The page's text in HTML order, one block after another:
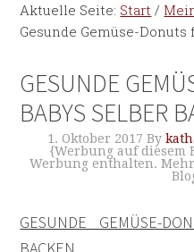
Aktuelle Seite: Start /
Gesunde Gemüse-
GESUNDE
BABYS SELBER
1. Oktober 2017 By
{Werbung auf diesem
Werbung enthalten.
GESUNDE GEMÜSE-